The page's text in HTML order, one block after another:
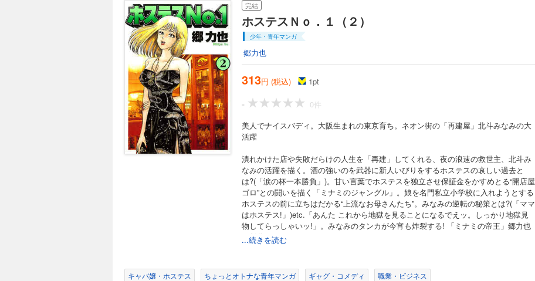
完結
ホステスＮｏ．１（２）
少年・青年マンガ
郷力也
313円 (税込) 1pt
-
0件
美人でナイスバディ。大阪生まれの東京育ち。ネオン街の「再建屋」北斗みなみの大
活躍
潰れかけた店や失敗だらけの人生を「再建」してくれる、夜の浪速の救世主、北斗み
なみの活躍を描く。酒の強いのを武器に新人いびりをするホステスの哀しい過去と
は?(「涙の杯一本勝負」)。甘い言葉でホステスを独立させ保証金をかすめとる“開店屋
ゴロ”との闘いを描く「ミナミのジャングル」。娘を名門私立小学校に入れようとする
ホステスの前に立ちはだかる“上流なお母さんたち”。みなみの逆転の秘策とは?(「ママ
はホステス!」)etc.「あんた これから地獄を見ることになるでえッ。しっかり地獄見
物してらっしゃいッ!」。みなみのタンカが今宵も炸裂する! 「ミナミの帝王」郷力也
の傑作!
...続きを読む
キャバ嬢・ホステス ちょっとオトナな青年マンガ ギャグ・コメディ 職業・ビジネス